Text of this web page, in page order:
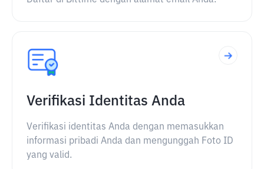
Verifikasi Identitas Anda
Verifikasi identitas Anda dengan memasukkan
informasi pribadi Anda dan mengunggah Foto ID
yang valid.